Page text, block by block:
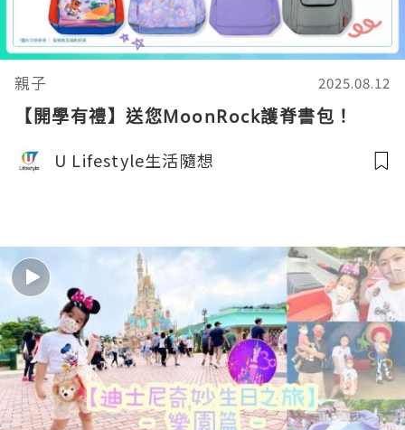
親子 2025.08.12
【開學有禮】送您MoonRock護脊書包！
U Lifestyle生活隨想